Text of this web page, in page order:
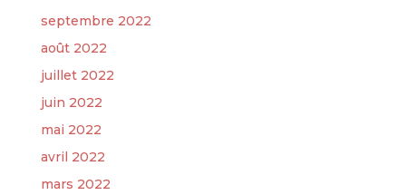
septembre 2022
août 2022
juillet 2022
juin 2022
mai 2022
avril 2022
mars 2022